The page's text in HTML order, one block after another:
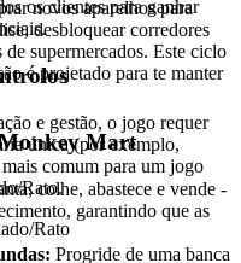
novos aparelhos para
desbloquear corredores
supermercados. Este ciclo
é projetado para te manter
Mart
colhe, abastece e vende -
garantindo que as
Progride de uma banca
os clientes para ganhar
e gestão, o jogo requer
única (por exemplo,
comum para um jogo
Rato.
Rato